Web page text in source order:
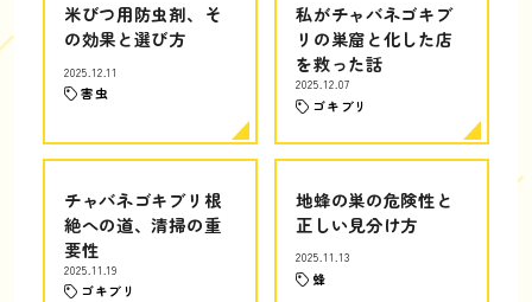
米びつ用防虫剤、そ
の効果と選び方
2025.12.11
害虫
私がチャバネゴキブ
リの巣窟と化した店
を救った話
2025.12.07
ゴキブリ
チャバネゴキブリ根
絶への道、清掃の重
要性
2025.11.19
ゴキブリ
地蜂の巣の危険性と
正しい見分け方
2025.11.13
蜂